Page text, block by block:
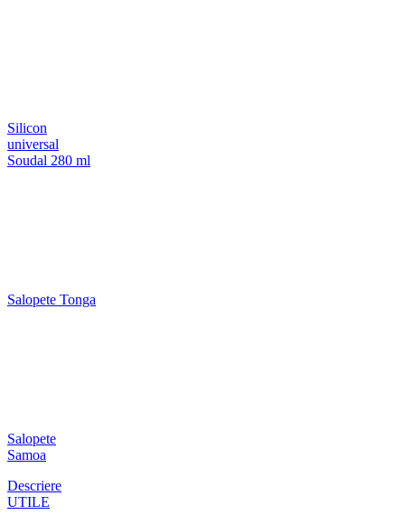
Silicon
universal
Soudal 280 ml
Salopete Tonga
Salopete
Samoa
Descriere
UTILE